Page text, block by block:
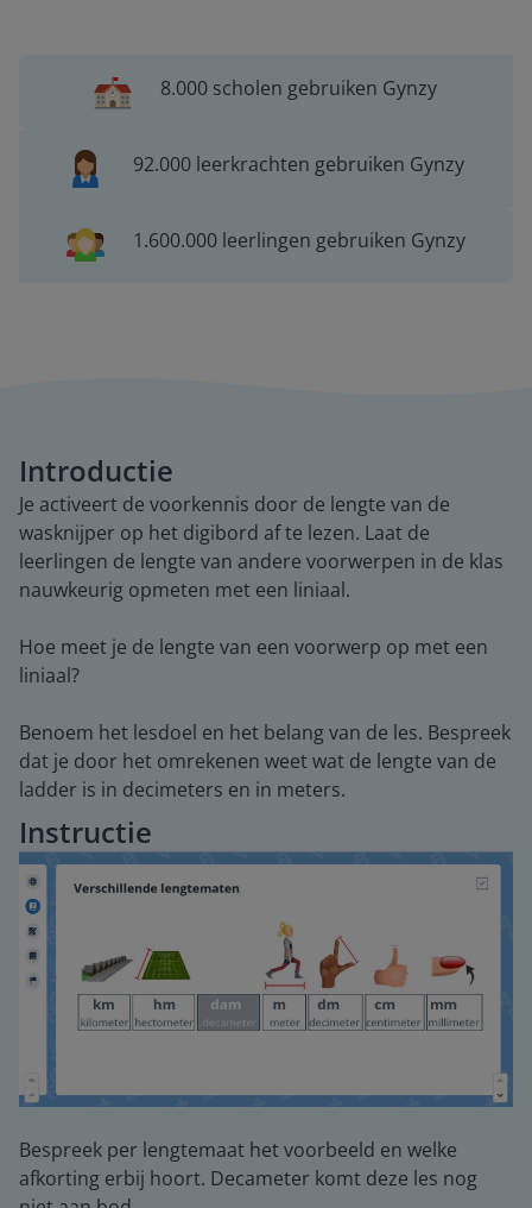
8.000 scholen gebruiken Gynzy
92.000 leerkrachten gebruiken Gynzy
1.600.000 leerlingen gebruiken Gynzy
Introductie
Je activeert de voorkennis door de lengte van de
wasknijper op het digibord af te lezen. Laat de
leerlingen de lengte van andere voorwerpen in de klas
nauwkeurig opmeten met een liniaal.
Hoe meet je de lengte van een voorwerp op met een
liniaal?
Benoem het lesdoel en het belang van de les. Bespreek
dat je door het omrekenen weet wat de lengte van de
ladder is in decimeters en in meters.
Instructie
Bespreek per lengtemaat het voorbeeld en welke
afkorting erbij hoort. Decameter komt deze les nog